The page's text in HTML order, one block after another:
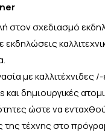
στον σχεδιασμό
με καλλιτέχνιδες
δημιουργικές
ώστε να
της τέχνης στο